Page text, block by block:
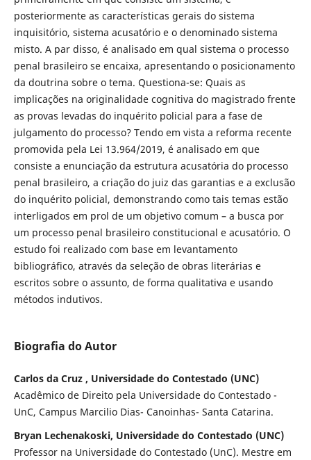
posteriormente as características gerais do sistema
inquisitório, sistema acusatório e o denominado sistema
misto. A par disso, é analisado em qual sistema o processo
penal brasileiro se encaixa, apresentando o posicionamento
da doutrina sobre o tema. Questiona-se: Quais as
implicações na originalidade cognitiva do magistrado frente
as provas levadas do inquérito policial para a fase de
julgamento do processo? Tendo em vista a reforma recente
promovida pela Lei 13.964/2019, é analisado em que
consiste a enunciação da estrutura acusatória do processo
penal brasileiro, a criação do juiz das garantias e a exclusão
do inquérito policial, demonstrando como tais temas estão
interligados em prol de um objetivo comum – a busca por
um processo penal brasileiro constitucional e acusatório. O
estudo foi realizado com base em levantamento
bibliográfico, através da seleção de obras literárias e
escritos sobre o assunto, de forma qualitativa e usando
métodos indutivos.
Biografia do Autor
Carlos da Cruz , Universidade do Contestado (UNC)
Acadêmico de Direito pela Universidade do Contestado -
UnC, Campus Marcilio Dias- Canoinhas- Santa Catarina.
Bryan Lechenakoski, Universidade do Contestado (UNC)
Professor na Universidade do Contestado (UnC). Mestre em